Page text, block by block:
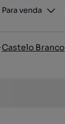
Para venda
Castelo Branco